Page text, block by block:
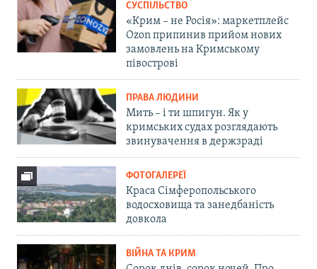
СУСПІЛЬСТВО
«Крим – не Росія»: маркетплейс
Ozon припинив прийом нових
замовлень на Кримському
півострові
ПРАВА ЛЮДИНИ
Мить – і ти шпигун. Як у
кримських судах розглядають
звинувачення в держзраді
ФОТОГАЛЕРЕЇ
Краса Сімферопольського
водосховища та занедбаність
довкола
ВІЙНА ТА КРИМ